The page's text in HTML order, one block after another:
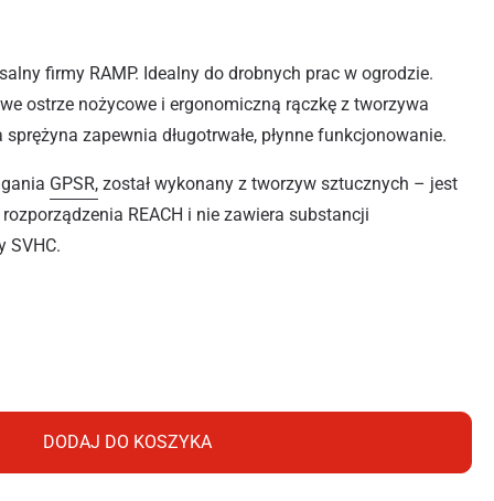
firmy RAMP. Idealny do drobnych prac w ogrodzie.
ostrze nożycowe i ergonomiczną rączkę z tworzywa
zapewnia długotrwałe, płynne funkcjonowanie.
GPSR, został wykonany z tworzyw sztucznych – jest
REACH i nie zawiera substancji
SVHC.
DODAJ DO KOSZYKA